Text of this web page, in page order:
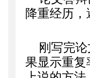
降重经历
刚写完
果显示重复